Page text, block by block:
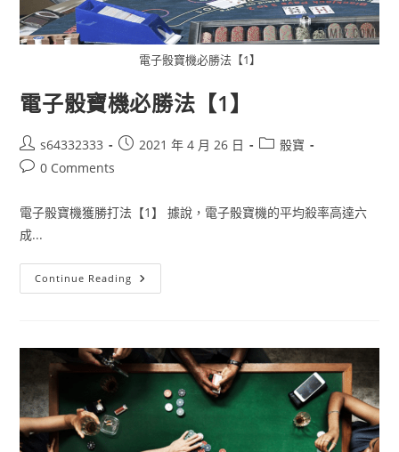
電子骰寶機必勝法【1】
電子骰寶機必勝法【1】
s64332333 2021 年 4 月 26 日
骰寶
0 Comments
電子骰寶機獲勝打法【1】 據說，電子骰寶機的平均殺率高達六
成...
Continue Reading